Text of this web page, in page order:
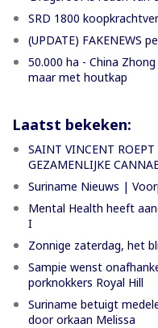
SRD 1800
(UPDATE) FAKENEWS
50.000 ha - China
maar met houtkap
Laatst bekeken:
SAINT VINCENT
GEZAMENLIJKE
Suriname Nieuws |
Mental Health heeft
I
Zonnige zaterdag, het
Sampie wenst
porknokkers Royal Hill
Suriname betuigt
door orkaan Melissa